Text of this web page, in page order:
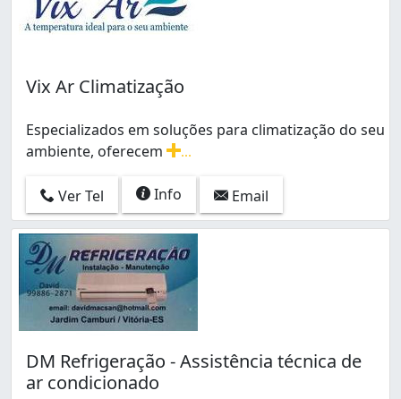
Vix Ar Climatização
Especializados em soluções para climatização do seu
ambiente, oferecem
Ver Tel
Info Email
DM Refrigeração - Assistência técnica de
ar condicionado